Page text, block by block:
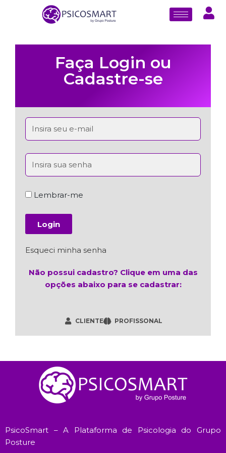
Faça Login ou
Cadastre-se
Lembrar-me
Login
Esqueci minha senha
Não possui cadastro? Clique em uma das
opções abaixo para se cadastrar:
CLIENTE PROFISSONAL
PsicoSmart – A Plataforma de Psicologia do Grupo
Posture